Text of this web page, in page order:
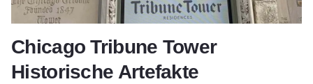
Chicago Tribune Tower
Historische Artefakte